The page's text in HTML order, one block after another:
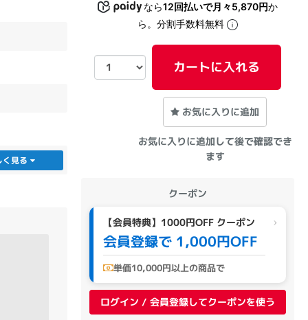
なら12回払いで月々5,870円か
ら。分割手数料無料
カートに入れる
お気に入りに追加
お気に入りに追加して後で確認でき
ます
クーポン
【会員特典】1000円OFF クーポン
会員登録で 1,000円OFF
単価10,000円以上の商品で
ログイン / 会員登録してクーポンを使う
く見る
DVD±RW
Ryzen 5